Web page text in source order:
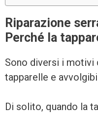
Riparazione
Perché la
Sono diversi i motivi
tapparelle e
Di solito, quando la